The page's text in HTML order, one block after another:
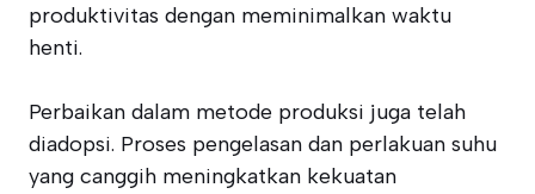
produktivitas dengan meminimalkan waktu
henti.
Perbaikan dalam metode produksi juga telah
diadopsi. Proses pengelasan dan perlakuan suhu
yang canggih meningkatkan kekuatan